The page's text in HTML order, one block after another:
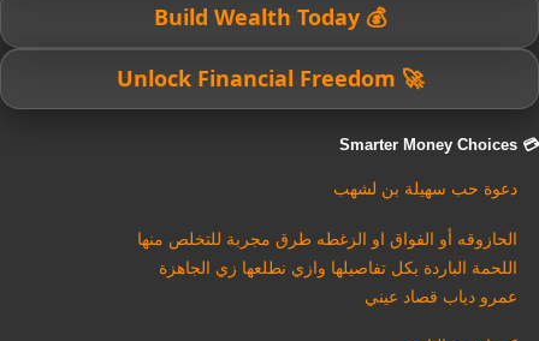
💰 Build Wealth Today
🚀 Unlock Financial Freedom
💳 Smarter Money Choices
دعوة حب سهيلة بن لشهب
الحازوقه أو الفواق او الزغطه طرق مجربة للتخلص منها
اللحمة الباردة بكل تفاصيلها وازي نطلعها زي الجاهزة
عمرو دياب قصاد عيني